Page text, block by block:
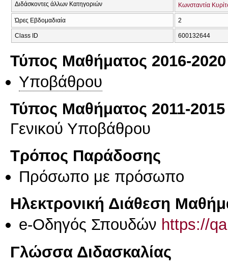
Διδάσκοντες άλλων Κατηγοριών Κωνσταντία
Ώρες Εβδομαδιαία 2
Class ID 600132644
Τύπος Μαθήματος 2016-2020
Υποβάθρου
Τύπος Μαθήματος 2011-2015
Γενικού Υποβάθρου
Τρόπος Παράδοσης
Πρόσωπο με πρόσωπο
Ηλεκτρονική Διάθεση
e-Οδηγός Σπουδών https://
Γλώσσα Διδασκαλίας